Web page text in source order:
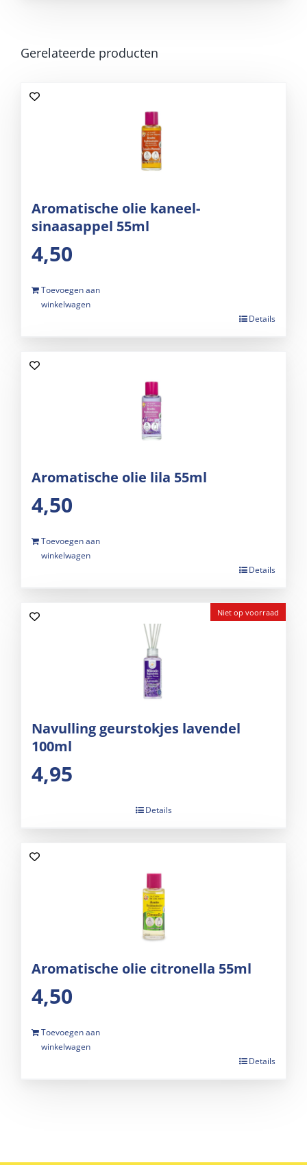
Gerelateerde producten
Aromatische olie kaneel-
sinaasappel 55ml
4,50
Toevoegen aan
winkelwagen
Details
Aromatische olie lila 55ml
4,50
Toevoegen aan
winkelwagen
Details
Niet op voorraad
Navulling geurstokjes lavendel
100ml
4,95
Details
Aromatische olie citronella 55ml
4,50
Toevoegen aan
winkelwagen
Details